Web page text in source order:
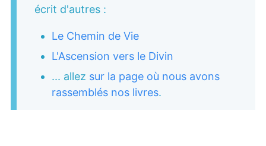
écrit d'autres :
Le Chemin de Vie
L'Ascension vers le Divin
... allez sur la page où nous avons
rassemblés nos livres.